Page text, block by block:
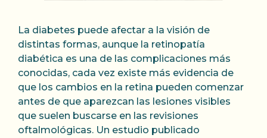
La diabetes puede afectar a la visión de
distintas formas, aunque la retinopatía
diabética es una de las complicaciones más
conocidas, cada vez existe más evidencia de
que los cambios en la retina pueden comenzar
antes de que aparezcan las lesiones visibles
que suelen buscarse en las revisiones
oftalmológicas. Un estudio publicado